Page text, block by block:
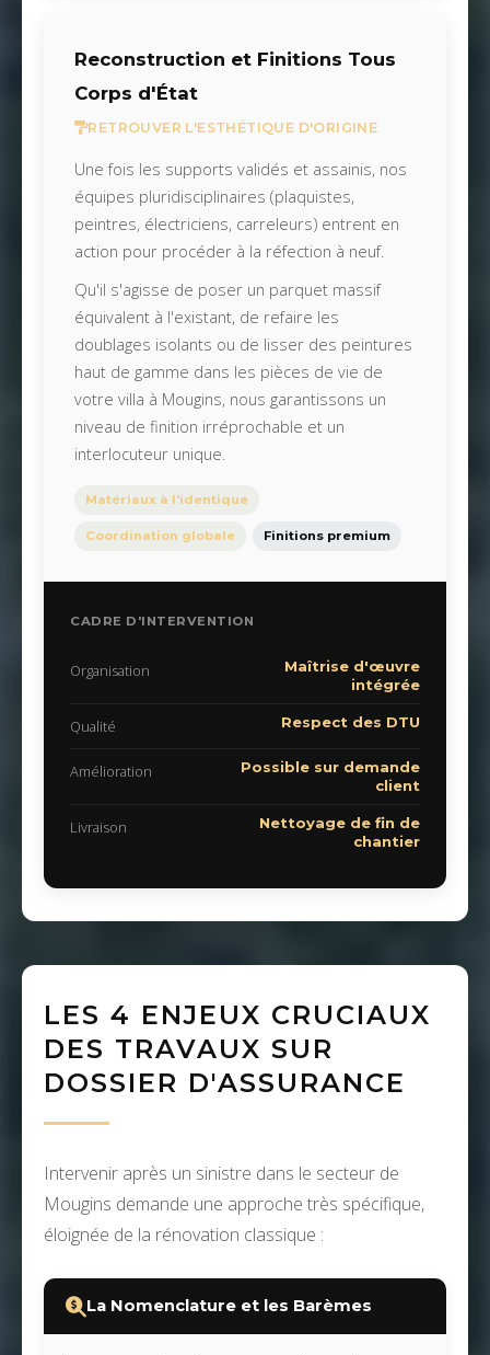
Reconstruction et Finitions Tous
Corps d'État
RETROUVER L'ESTHÉTIQUE D'ORIGINE
Une fois les supports validés et assainis, nos
équipes pluridisciplinaires (plaquistes,
peintres, électriciens, carreleurs) entrent en
action pour procéder à la réfection à neuf.
Qu'il s'agisse de poser un parquet massif
équivalent à l'existant, de refaire les
doublages isolants ou de lisser des peintures
haut de gamme dans les pièces de vie de
votre villa à Mougins, nous garantissons un
niveau de finition irréprochable et un
interlocuteur unique.
Matériaux à l'identique
Coordination globale Finitions premium
CADRE D'INTERVENTION
Organisation
Maîtrise d'œuvre
intégrée
Qualité Respect des DTU
Amélioration
Possible sur demande
client
Livraison
Nettoyage de fin de
chantier
LES 4 ENJEUX CRUCIAUX
DES TRAVAUX SUR
DOSSIER D'ASSURANCE
Intervenir après un sinistre dans le secteur de
Mougins demande une approche très spécifique,
éloignée de la rénovation classique :
La Nomenclature et les Barèmes